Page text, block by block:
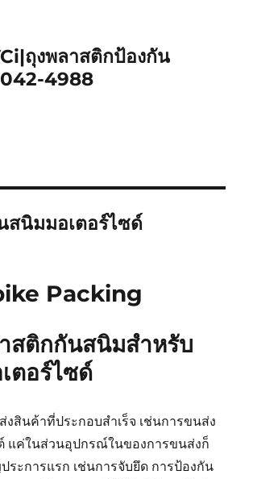
ถุงพลาสติกป้องกัน
4988
สนิมมอเตอร์ไซด์
Packing
สติกกันสนิมสำหรับ
ตอร์ไซด์
สินค้าที่ประกอบสำเร็จ เช่นการขนส่ง
แค่ในส่วนอุปกรณ์ในของการขนส่งก็
ระการแรก เช่นการจับยึด การป้องกัน